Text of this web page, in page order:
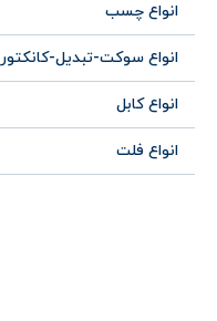
انواع چسب
انواع سوکت-تبدیل-کانکتور
انواع کابل
انواع فلت